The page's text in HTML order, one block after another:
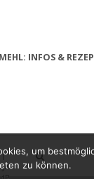
INFOS &
|
um
zu können.